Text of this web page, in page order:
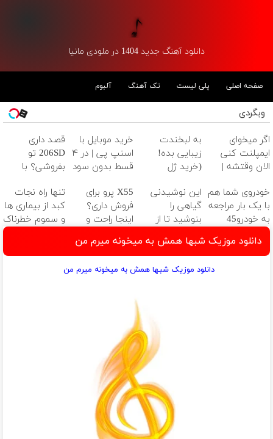
دانلود آهنگ جدید 1404 در ملودی مانیا
صفحه اصلی پلی لیست تک آهنگ آلبوم
وبگردی
اگر میخوای
ایمپلنت کنی
الان وقتشه |
میلیون تومان!!!
به لبخندت
زیبایی بده!
(خرید ژل
دندان
با40%تخفیف)
خرید موبایل با
اسنپ پی | در ۴
قسط بدون سود
قصد داری
206SD تو
بفروشی؟ با
امن بفروش
خودروی شما هم
با یک بار مراجعه
به خودرو45
فروخته خواهد
شد
این نوشیدنی
گیاهی را
بنوشید تا از
پیشگیری کنید
X55 پرو برای
فروش داری؟
اینجا راحت و
تنها راه نجات
کبد از بیماری ها
و سموم خطرناک
دانلود موزیک شبها همش به میخونه میرم من
دانلود موزیک شبها همش به میخونه میرم من